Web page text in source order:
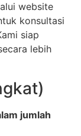
website
konsultasi
siap
lebih
jumlah